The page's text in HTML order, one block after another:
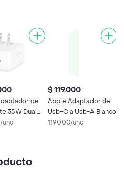
de
35W Dual
$ 119.000
Apple Adaptador de
Usb-C a Usb-A Blanco
119000/und